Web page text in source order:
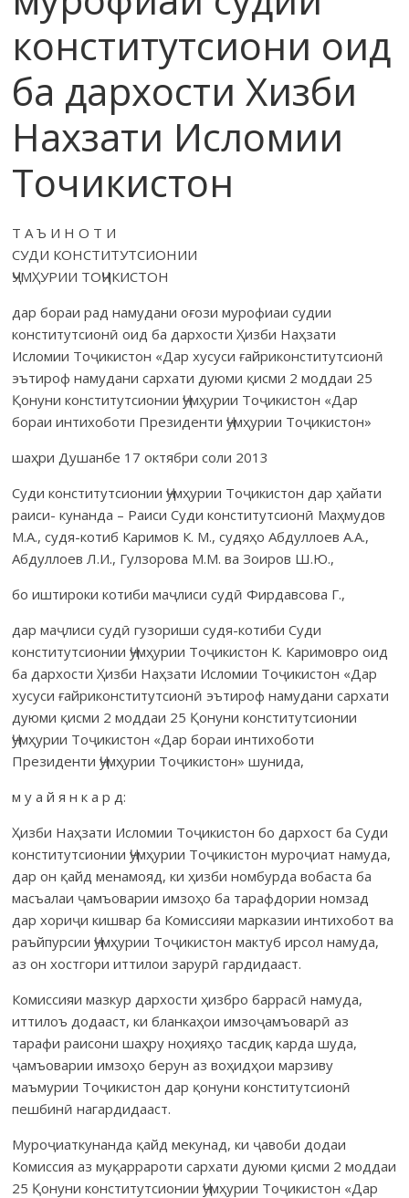
конститутсиони оид
ба дархости Хизби
Нахзати Исломии
Точикистон
Т А Ъ И Н О Т И
СУДИ КОНСТИТУТСИОНИИ
ҶУМҲУРИИ ТОҶИКИСТОН
дар бораи рад намудани оғози мурофиаи судии
конститутсионӣ оид ба дархости Ҳизби Наҳзати
Исломии Тоҷикистон «Дар хусуси ғайриконститутсионӣ
эътироф намудани сархати дуюми қисми 2 моддаи 25
Қонуни конститутсионии Ҷумҳурии Тоҷикистон «Дар
бораи интихоботи Президенти Ҷумҳурии Тоҷикистон»
шаҳри Душанбе 17 октябри соли 2013
Суди конститутсионии Ҷумҳурии Тоҷикистон дар ҳайати
раиси- кунанда – Раиси Суди конститутсионӣ Маҳмудов
М.А., судя-котиб Каримов К. М., судяҳо Абдуллоев А.А.,
Абдуллоев Л.И., Гулзорова М.М. ва Зоиров Ш.Ю.,
бо иштироки котиби маҷлиси судӣ Фирдавсова Г.,
дар маҷлиси судӣ гузориши судя-котиби Суди
конститутсионии Ҷумҳурии Тоҷикистон К. Каримовро оид
ба дархости Ҳизби Наҳзати Исломии Тоҷикистон «Дар
хусуси ғайриконститутсионӣ эътироф намудани сархати
дуюми қисми 2 моддаи 25 Қонуни конститутсионии
Ҷумҳурии Тоҷикистон «Дар бораи интихоботи
Президенти Ҷумҳурии Тоҷикистон» шунида,
м у а й я н к а р д:
Ҳизби Наҳзати Исломии Тоҷикистон бо дархост ба Суди
конститутсионии Ҷумҳурии Тоҷикистон муроҷиат намуда,
дар он қайд менамояд, ки ҳизби номбурда вобаста ба
масъалаи ҷамъоварии имзоҳо ба тарафдории номзад
дар хориҷи кишвар ба Комиссияи марказии интихобот ва
раъйпурсии Ҷумҳурии Тоҷикистон мактуб ирсол намуда,
аз он хостгори иттилои зарурӣ гардидааст.
Комиссияи мазкур дархости ҳизбро баррасӣ намуда,
иттилоъ додааст, ки бланкаҳои имзоҷамъоварӣ аз
тарафи раисони шаҳру ноҳияҳо тасдиқ карда шуда,
ҷамъоварии имзоҳо берун аз воҳидҳои марзиву
маъмурии Тоҷикистон дар қонуни конститутсионӣ
пешбинӣ нагардидааст.
Муроҷиаткунанда қайд мекунад, ки ҷавоби додаи
Комиссия аз муқаррароти сархати дуюми қисми 2 моддаи
25 Қонуни конститутсионии Ҷумҳурии Тоҷикистон «Дар